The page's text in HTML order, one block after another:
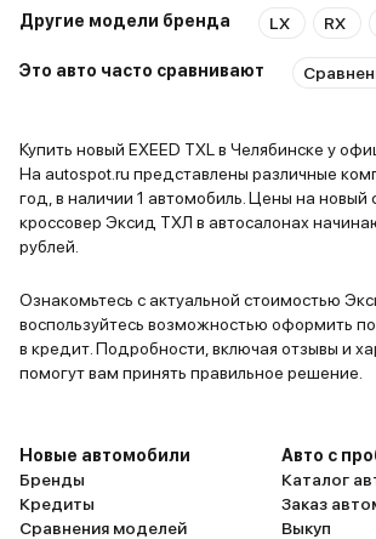
Другие модели бренда LX RX
Это авто часто сравнивают
Купить новый EXEED TXL в Челябинске у
На autospot.ru представлены различные
год, в наличии 1 автомобиль. Цены на
кроссовер Эксид ТХЛ в автосалонах
рублей.
Ознакомьтесь с актуальной стоимостью
воспользуйтесь возможностью оформить
в кредит. Подробности, включая отзывы и
помогут вам принять правильное решение.
Новые автомобили
Бренды
Кредиты
Сравнения моделей
Авто с
Каталог
Заказ
Выкуп